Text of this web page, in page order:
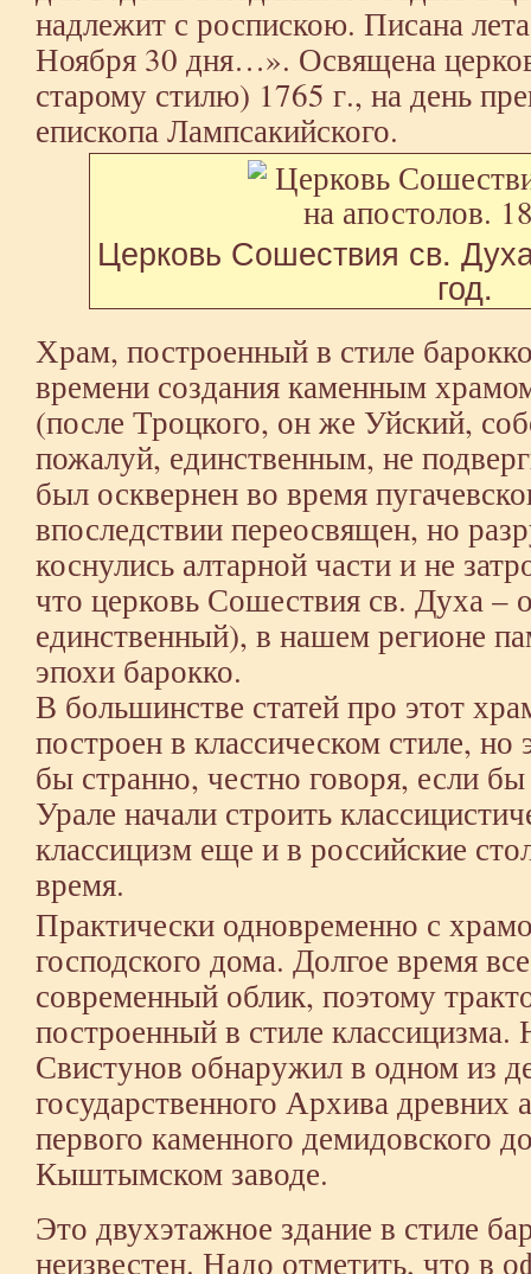
надлежит с роспискою. Писана
Ноября 30 дня…». Освящена
старому стилю) 1765 г., на день
епископа Лампсакийского.
Церковь Сошествия св.
год.
Храм, построенный в стиле
времени создания каменным
(после Троцкого, он же Уйский,
пожалуй, единственным, не
был осквернен во время
впоследствии переосвящен, но
коснулись алтарной части и не
что церковь Сошествия св. Духа –
единственный), в нашем регионе
эпохи барокко.
В большинстве статей про этот
построен в классическом стиле,
бы странно, честно говоря, если
Урале начали строить
классицизм еще и в российские
время.
Практически одновременно с
господского дома. Долгое время
современный облик, поэтому
построенный в стиле
Свистунов обнаружил в одном из
государственного Архива древних
первого каменного демидовского
Кыштымском заводе.
Это двухэтажное здание в стиле
неизвестен. Надо отметить, что в